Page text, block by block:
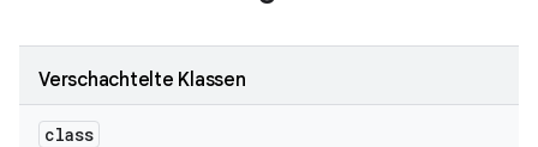
Verschachtelte Klassen
class